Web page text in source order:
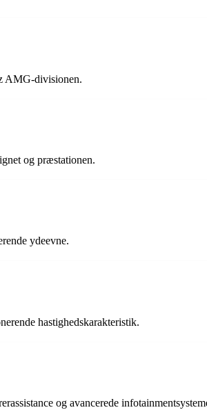
AMG-divisionen.
og præstationen.
ydeevne.
hastighedskarakteristik.
og avancerede